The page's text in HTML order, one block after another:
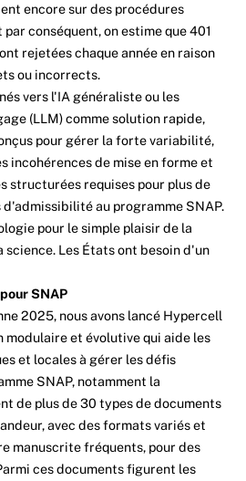
encore sur des procédures
conséquent, on estime que 401
rejetées chaque année en raison
ou incorrects.
vers l'IA généraliste ou les
(LLM) comme solution rapide,
pour gérer la forte variabilité,
incohérences de mise en forme et
structurées requises pour plus de
au programme SNAP.
pour le simple plaisir de la
Les États ont besoin d'un
SNAP
2025, nous avons lancé Hypercell
modulaire et évolutive qui aide les
et locales à gérer les défis
SNAP, notamment la
de plus de 30 types de documents
avec des formats variés et
manuscrite fréquents, pour des
ces documents figurent les